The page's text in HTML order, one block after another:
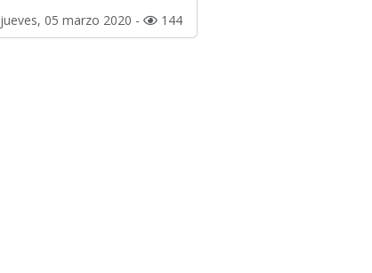
jueves, 05 marzo 2020 - 144